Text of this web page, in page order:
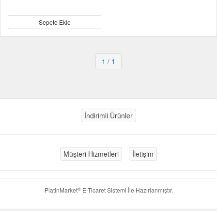
Sepete Ekle
1 / 1
İndirimli Ürünler
Müşteri Hizmetleri İletişim
PlatinMarket®E-Ticaret Sistemi İle Hazırlanmıştır.